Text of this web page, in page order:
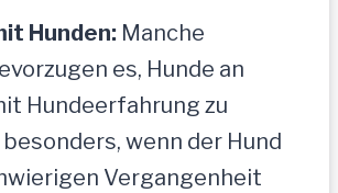
Hunden: Manche
es, Hunde an
Hundeerfahrung zu
wenn der Hund
Vergangenheit